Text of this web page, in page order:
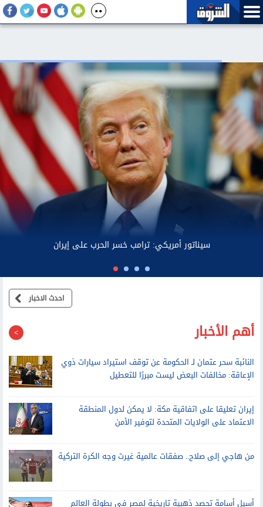
الخارجية الإيرانية: المفاوضات مع سلطنة عُمان بشأن مضيق هرمز بناءة
أهم الأخبار
النائبة سحر عتمان لـ الحكومة عن توقف استيراد سيارات ذوي
الإعاقة: مخالفات البعض ليست مبررًا للتعطيل
إيران تعليقا على اتفاقية مكة: لا يمكن لدول المنطقة
الاعتماد على الولايات المتحدة لتوفير الأمن
من هاجي إلى صلاح.. صفقات عالمية غيرت وجه الكرة التركية